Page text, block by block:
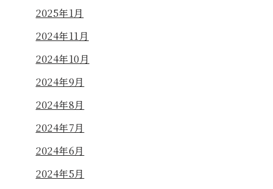
2025年1月
2024年11月
2024年10月
2024年9月
2024年8月
2024年7月
2024年6月
2024年5月